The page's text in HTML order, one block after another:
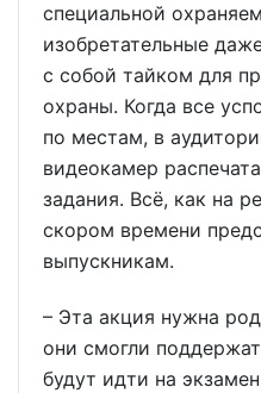
специальной
изобретательные
с собой тайком для
охраны. Когда все
по местам, в
видеокамер
задания. Всё, как на
скором времени
выпускникам.
– Эта акция нужна
они смогли
будут идти на